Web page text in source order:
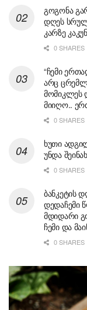
გოგონა
დღეს
კარზე
0 SHARES
“ჩემი
არც
მომიკლეს
მიიღო..
0 SHARES
ხუთი
უნდა
0 SHARES
ბანკეტის
დედაჩემი
მდიდარი
ჩემი და
0 SHARES